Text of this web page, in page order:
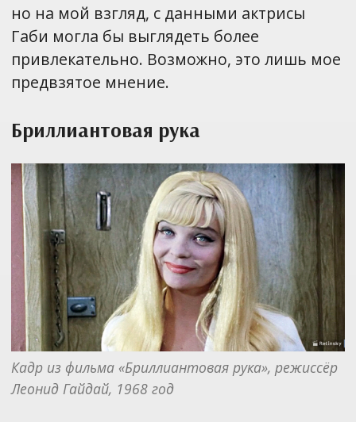
но на мой взгляд, с данными актрисы
Габи могла бы выглядеть более
привлекательно. Возможно, это лишь мое
предвзятое мнение.
Бриллиантовая рука
Кадр из фильма «Бриллиантовая рука», режиссёр
Леонид Гайдай, 1968 год